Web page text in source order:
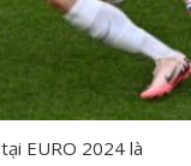
EURO 2024 là